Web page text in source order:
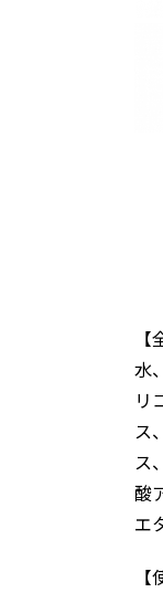
水
リ
ス
ス
酸
エ